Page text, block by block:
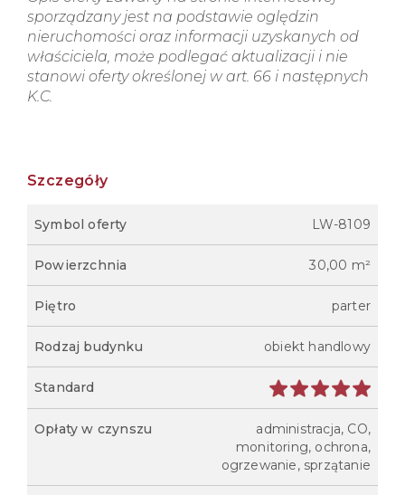
sporządzany jest na podstawie oględzin
nieruchomości oraz informacji uzyskanych od
właściciela, może podlegać aktualizacji i nie
stanowi oferty określonej w art. 66 i następnych
K.C.
Szczegóły
Symbol oferty LW-8109
Powierzchnia 30,00 m²
Piętro parter
Rodzaj budynku obiekt handlowy
Standard
Opłaty w czynszu
administracja, CO,
monitoring, ochrona,
ogrzewanie, sprzątanie